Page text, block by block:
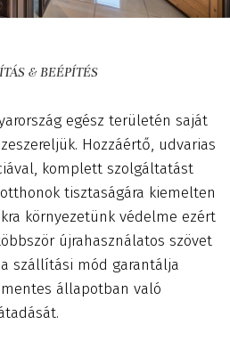
& BEÉPÍTÉS
egész területén saját
Hozzáértő, udvarias
komplett szolgáltatást
tisztaságára kiemelten
környezetünk védelme ezért
újrahasználatos szövet
szállítási mód garantálja
állapotban való